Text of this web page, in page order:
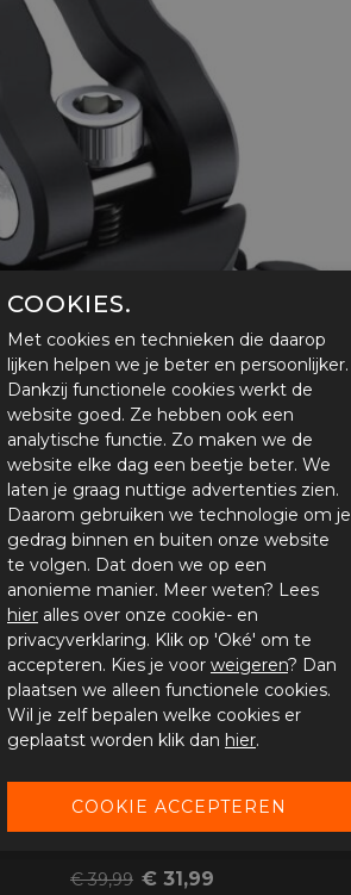
-20%
€ 39,99 € 31,99
COOKIES.
Met cookies en technieken die daarop
lijken helpen we je beter en persoonlijker.
Dankzij functionele cookies werkt de
website goed. Ze hebben ook een
analytische functie. Zo maken we de
website elke dag een beetje beter. We
laten je graag nuttige advertenties zien.
Daarom gebruiken we technologie om je
gedrag binnen en buiten onze website
te volgen. Dat doen we op een
anonieme manier. Meer weten? Lees
hier alles over onze cookie- en
privacyverklaring. Klik op 'Oké' om te
accepteren. Kies je voor weigeren? Dan
plaatsen we alleen functionele cookies.
Wil je zelf bepalen welke cookies er
geplaatst worden klik dan hier.